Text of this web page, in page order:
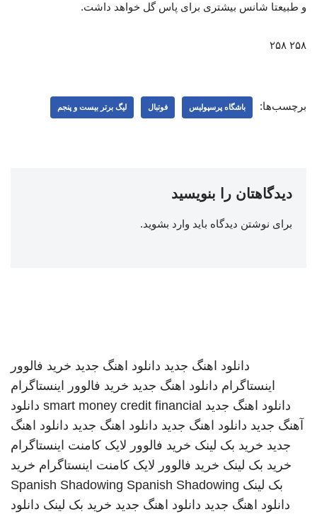
و طبیعتا شانس بیشتری برای پاس گل خواهد داشت.
۲۵۸ ۲۵۸
برچسب‌ها: باشگاه پرسپولیس فوتبال لیگ برتر بیست و پنجم
دیدگاهتان را بنویسید
برای نوشتن دیدگاه باید وارد بشوید.
دانلود اهنگ جدید دانلود اهنگ جدید خرید فالوور
اینستاگرام دانلود اهنگ جدید خرید فالوور اینستاگرام
دانلود اهنگ جدید smart money credit financial دانلود
آهنگ جدید دانلود اهنگ جدید دانلود اهنگ جدید دانلود اهنگ
جدید خرید بک لینک خرید فالوور لایک کامنت اینستاگرام
خرید بک لینک خرید فالوور لایک کامنت اینستاگرام خرید
بک لینک
Spanish Shadowing Spanish Shadowing
دانلود اهنگ جدید دانلود اهنگ جدید خرید بک لینک دانلود